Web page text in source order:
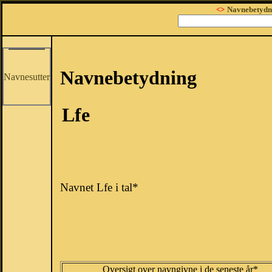
<>
Navnesutter
Navnebetydning
Lfe
Navnet Lfe i tal*
Oversigt over navngivne i de seneste år*